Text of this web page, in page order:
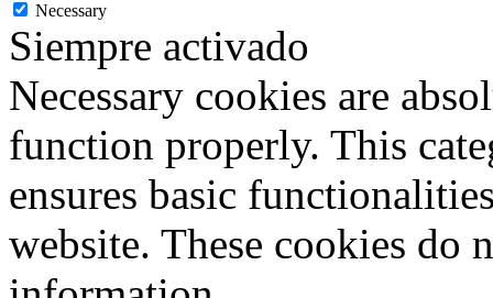
Necessary
Siempre activado
Necessary cookies are
function properly. This
ensures basic
website. These cookies do